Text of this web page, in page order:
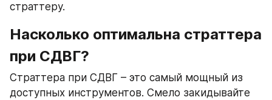
страттеру.
Насколько оптимальна страттера
при СДВГ?
Страттера при СДВГ – это самый мощный из
доступных инструментов. Смело закидывайте